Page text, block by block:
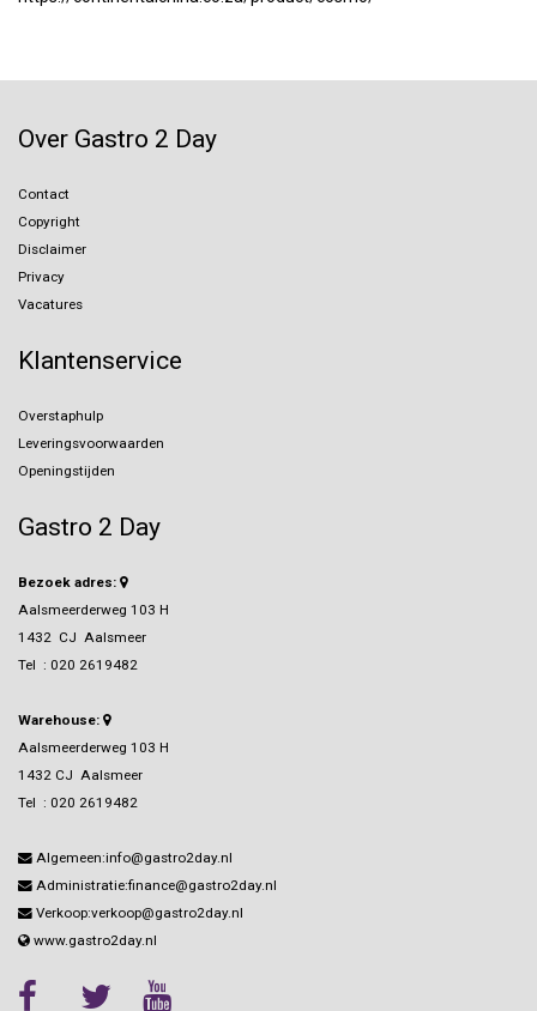
Over Gastro 2 Day
Contact
Copyright
Disclaimer
Privacy
Vacatures
Klantenservice
Overstaphulp
Leveringsvoorwaarden
Openingstijden
Gastro 2 Day
Bezoek adres:
Aalsmeerderweg 103 H
1432 CJ Aalsmeer
Tel : 020 2619482
Warehouse:
Aalsmeerderweg 103 H
1432 CJ Aalsmeer
Tel : 020 2619482
Algemeen:info@gastro2day.nl
Administratie:finance@gastro2day.nl
Verkoop:verkoop@gastro2day.nl
www.gastro2day.nl